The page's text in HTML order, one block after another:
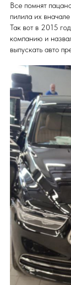
Все помнят
пилила их
Так вот в 2015
компанию и
выпускать авто